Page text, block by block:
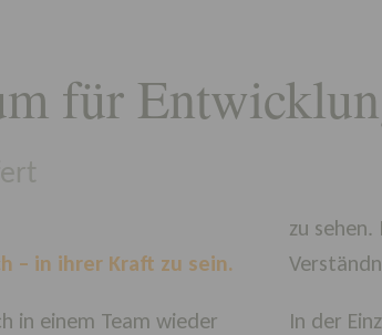
für
– in ihrer Kraft zu sein.
in einem Team wieder
zu
In der